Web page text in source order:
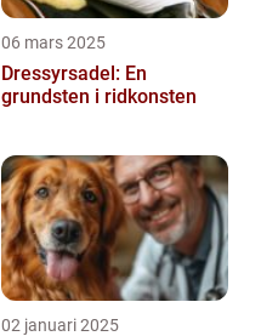
06 mars 2025
Dressyrsadel: En
grundsten i ridkonsten
02 januari 2025